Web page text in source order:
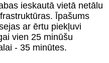
ieskautā vietā netālu
Īpašums
ar ērtu piekļuvi
vien 25 minūšu
- 35 minūtes.